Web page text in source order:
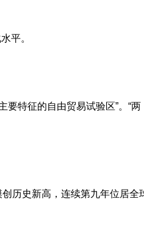
平。
特征的自由贸易试验区”。“两
历史新高，连续第九年位居全